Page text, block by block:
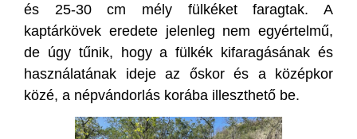
és 25-30 cm mély fülkéket faragtak. A
kaptárkövek eredete jelenleg nem egyértelmű,
de úgy tűnik, hogy a fülkék kifaragásának és
használatának ideje az őskor és a középkor
közé, a népvándorlás korába illeszthető be.